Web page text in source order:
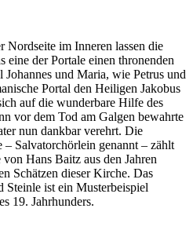
Nordseite im Inneren lassen die
eine der Portale einen thronenden
und Maria, wie Petrus und
Portal den Heiligen Jakobus
auf die wunderbare Hilfe des
vor dem Tod am Galgen bewahrte
nun dankbar verehrt. Die
– Salvatorchörlein genannt – zählt
Hans Baitz aus den Jahren
Schätzen dieser Kirche. Das
ist ein Musterbeispiel
19. Jahrhunders.